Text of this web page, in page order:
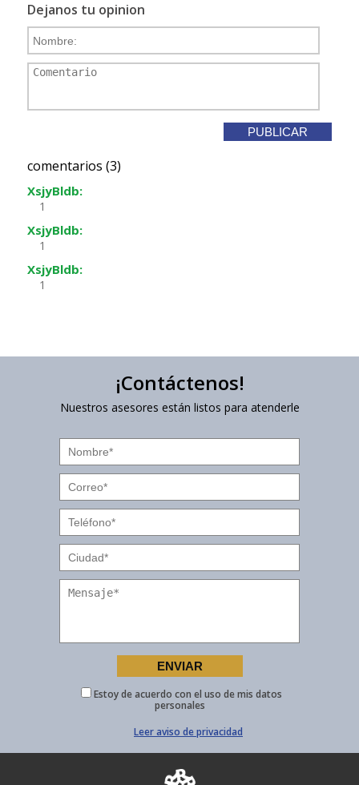
Dejanos tu opinion
comentarios (3)
XsjyBldb:
1
XsjyBldb:
1
XsjyBldb:
1
¡Contáctenos!
Nuestros asesores están listos para atenderle
Estoy de acuerdo con el uso de mis datos
personales
Leer aviso de privacidad